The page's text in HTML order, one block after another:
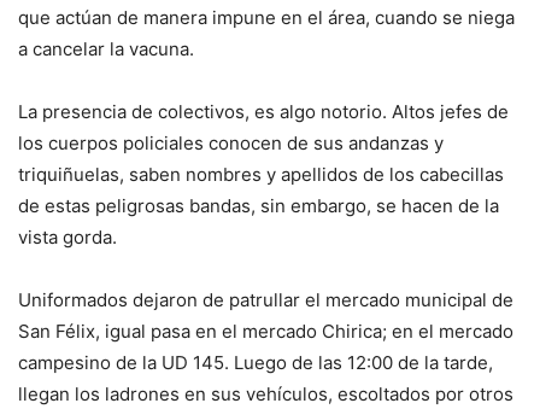
que actúan de manera impune en el área, cuando se niega
a cancelar la vacuna.
La presencia de colectivos, es algo notorio. Altos jefes de
los cuerpos policiales conocen de sus andanzas y
triquiñuelas, saben nombres y apellidos de los cabecillas
de estas peligrosas bandas, sin embargo, se hacen de la
vista gorda.
Uniformados dejaron de patrullar el mercado municipal de
San Félix, igual pasa en el mercado Chirica; en el mercado
campesino de la UD 145. Luego de las 12:00 de la tarde,
llegan los ladrones en sus vehículos, escoltados por otros